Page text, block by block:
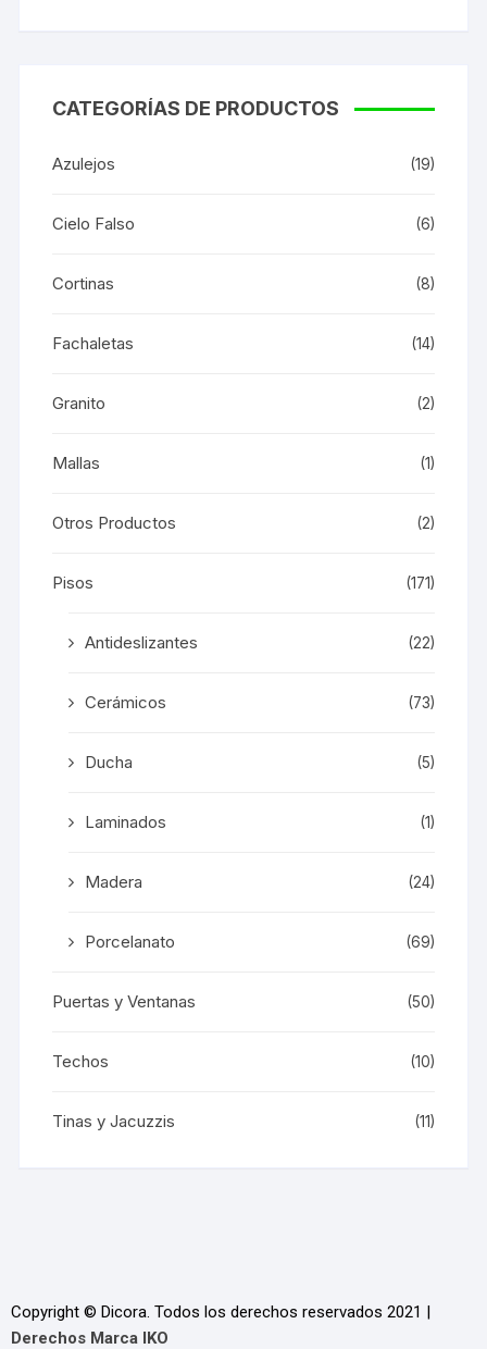
CATEGORÍAS DE PRODUCTOS
Azulejos (19)
Cielo Falso (6)
Cortinas (8)
Fachaletas (14)
Granito (2)
Mallas (1)
Otros Productos (2)
Pisos (171)
Antideslizantes (22)
Cerámicos (73)
Ducha (5)
Laminados (1)
Madera (24)
Porcelanato (69)
Puertas y Ventanas (50)
Techos (10)
Tinas y Jacuzzis (11)
Copyright © Dicora. Todos los derechos reservados 2021 |
Derechos Marca IKO